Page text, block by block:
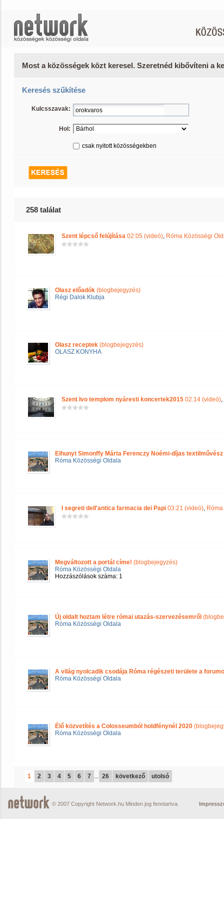
Most a közösségek közt keresel. Szeretnéd kibővíteni a
Keresés szűkítése
Kulcsszavak:
Hol:
csak nyitott közösségekben
258 találat
Szent lépcső felújítása 02:05 (videó), Róma Közösségi
Olasz előadók (blogbejegyzés)
Régi Dalok Klubja
Olasz receptek (blogbejegyzés)
OLASZ KONYHA
Szent Ivo templom nyáresti koncertek2015 02:14 (videó),
Elhunyt Simonffy Márta Ferenczy Noémi-díjas textilművész
Róma Közösségi Oldala
I segreti dell'antica farmacia dei Papi 03:21 (videó),
Megváltozott a portál címe! (blogbejegyzés)
Róma Közösségi Oldala
Hozzászólások száma: 1
Új oldalt hoztam létre római utazás-szervezésemről
Róma Közösségi Oldala
A világ nyolcadik csodája Róma régészeti területe a
Róma Közösségi Oldala
Élő közvetítés a Colosseumból holdfénynél 2020
Róma Közösségi Oldala
1 2 3 4 5 6 7 ... 26 következő utolsó
© 2007 Copyright Network.hu Minden jog fenntartva.